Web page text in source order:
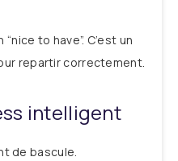
to have”. C’est un
repartir correctement.
intelligent
de bascule.